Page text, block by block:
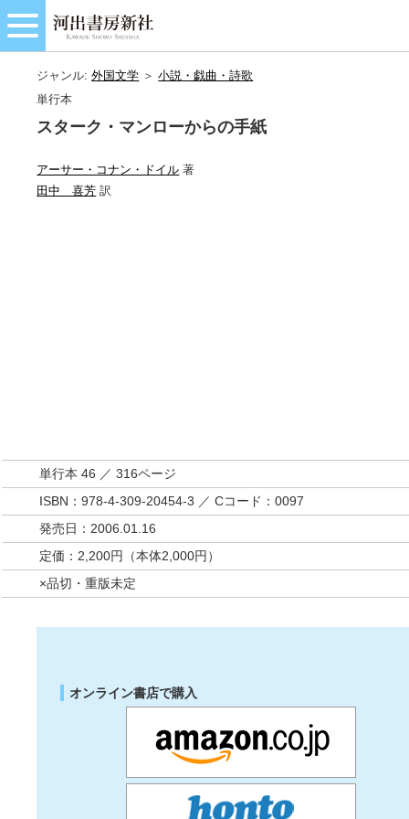
ジャンル:外国文学 ＞小説・戯曲・詩歌
単行本
スターク・マンローからの手紙
アーサー・コナン・ドイル 著
田中 喜芳 訳
単行本 46 ／ 316ページ
ISBN：978-4-309-20454-3 ／ Cコード：0097
発売日：2006.01.16
定価：2,200円（本体2,000円）
×品切・重版未定
オンライン書店で購入